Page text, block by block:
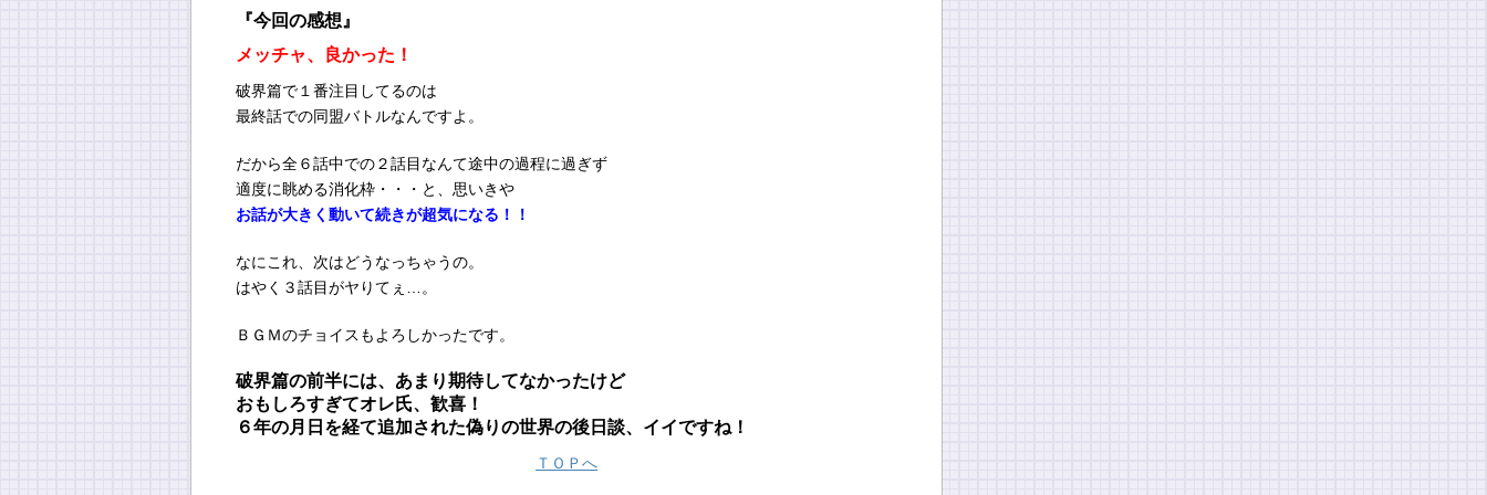
『今回の感想』
メッチャ、良かった！
破界篇で１番注目してるのは
最終話での同盟バトルなんですよ。
だから全６話中での２話目なんて途中の過程に過ぎず
適度に眺める消化枠・・・と、思いきや
お話が大きく動いて続きが超気になる！！
なにこれ、次はどうなっちゃうの。
はやく３話目がヤりてぇ…。
ＢＧＭのチョイスもよろしかったです。
破界篇の前半には、あまり期待してなかったけど
おもしろすぎてオレ氏、歓喜！
６年の月日を経て追加された偽りの世界の後日談、イイですね！
ＴＯＰへ